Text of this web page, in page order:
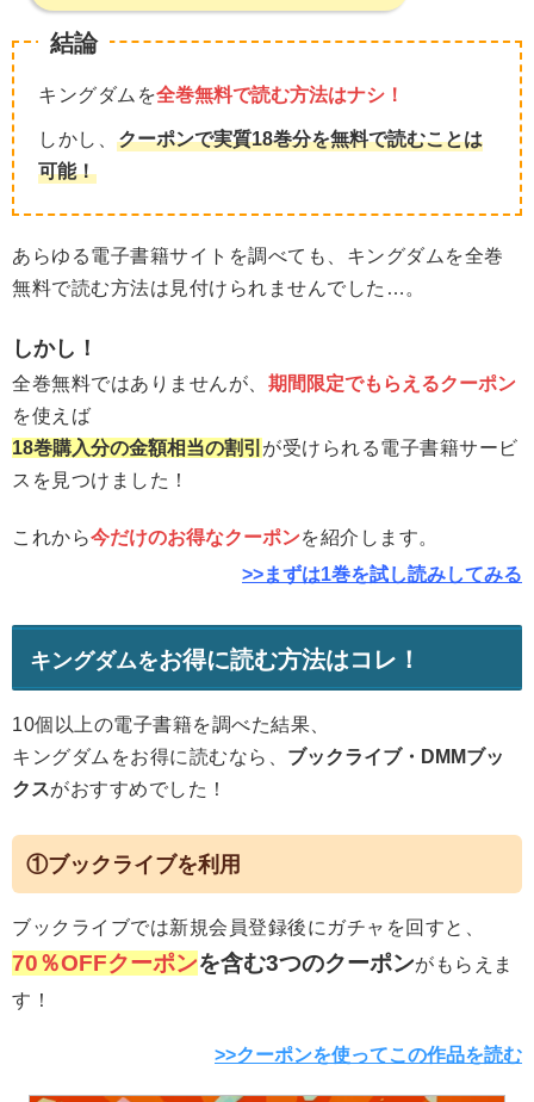
結論
キングダムを全巻無料で読む方法はナシ！
しかし、 クーポンで実質18巻分を無料で読むことは
可能！
あらゆる電子書籍サイトを調べても、キングダムを全巻
無料で読む方法は見付けられませんでした…。
しかし！
全巻無料ではありませんが、 期間限定でもらえるクーポン
を使えば
18巻購入分の金額相当の割引 が受けられる電子書籍サービ
スを見つけました！
これから今だけのお得なクーポンを紹介します。
>>まずは1巻を試し読みしてみる
キングダムをお得に読む方法はコレ！
10個以上の電子書籍を調べた結果、
キングダムをお得に読むなら、 ブックライブ・DMMブッ
クスがおすすめでした！
①ブックライブを利用
ブックライブでは新規会員登録後にガチャを回すと、
70％OFFクーポンを含む3つのクーポンがもらえま
す！
>>クーポンを使ってこの作品を読む